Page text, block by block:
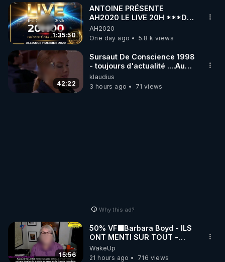
1:35:50
ANTOINE PRÉSENTE
AH2020 LE LIVE 20H ***DU
06/08/2026***
AH2020
One day ago
5.8 k views
42:22
Sursaut De Conscience 1998
- toujours d'actualité ....Au
Dela Du Réel
klaudius
3 hours ago
71 views
Why this ad?
15:56
50% VF🟩Barbara Boyd - ILS
ONT MENTI SUR TOUT -
Jocelyne Traduction
WakeUp
21 hours ago
716 views